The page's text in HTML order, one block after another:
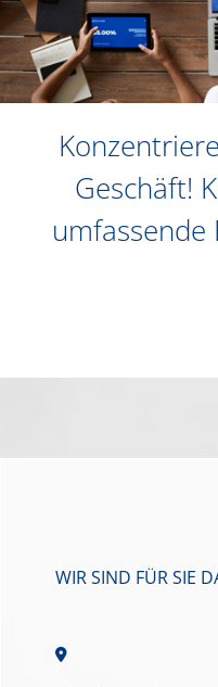
Geschäft!
umfassende
WIR SIND FÜR SIE